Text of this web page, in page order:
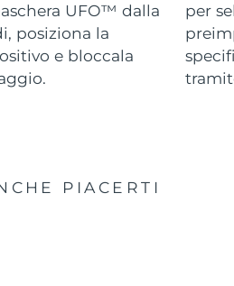
UFO™ dalla
posiziona la
e bloccala
per
PIACERTI